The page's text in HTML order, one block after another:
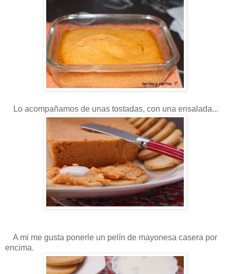
Lo acompañamos de unas tostadas, con una ensalada...
A mi me gusta ponerle un pelín de mayonesa casera por
encima.